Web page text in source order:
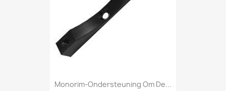
Monorim-Ondersteuning Om De...